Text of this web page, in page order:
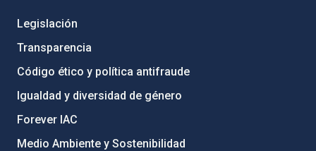
Legislación
Transparencia
Código ético y política antifraude
Igualdad y diversidad de género
Forever IAC
Medio Ambiente y Sostenibilidad